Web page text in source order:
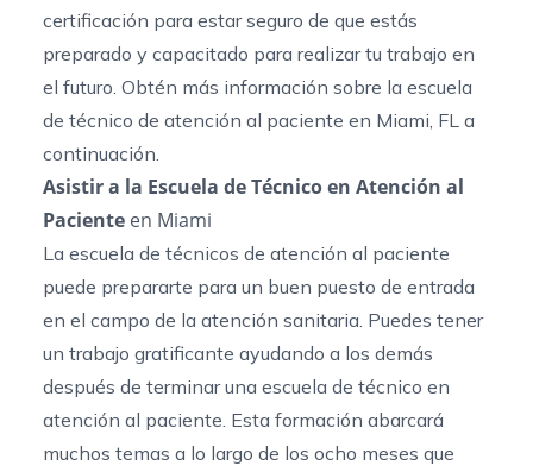
certificación para estar seguro de que estás
preparado y capacitado para realizar tu trabajo en
el futuro. Obtén más información sobre la escuela
de técnico de atención al paciente en Miami, FL a
continuación.
Asistir a la Escuela de Técnico en Atención al
Paciente en Miami
La escuela de técnicos de atención al paciente
puede prepararte para un buen puesto de entrada
en el campo de la atención sanitaria. Puedes tener
un trabajo gratificante ayudando a los demás
después de terminar una escuela de técnico en
atención al paciente. Esta formación abarcará
muchos temas a lo largo de los ocho meses que